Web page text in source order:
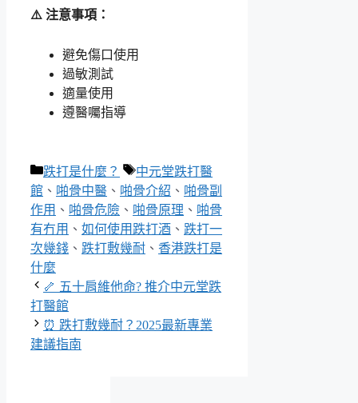
⚠️ 注意事項：
避免傷口使用
過敏測試
適量使用
遵醫囑指導
分
類
跌打是什麼？
標
籤
中元堂跌打醫
館 、 啪骨中醫 、 啪骨介紹 、 啪骨副
作用 、 啪骨危險 、 啪骨原理 、 啪骨
有冇用 、 如何使用跌打酒 、 跌打一
次幾錢 、 跌打敷幾耐 、 香港跌打是
什麼
🦴 五十肩維他命? 推介中元堂跌
打醫館
⏰ 跌打敷幾耐？2025最新專業
建議指南